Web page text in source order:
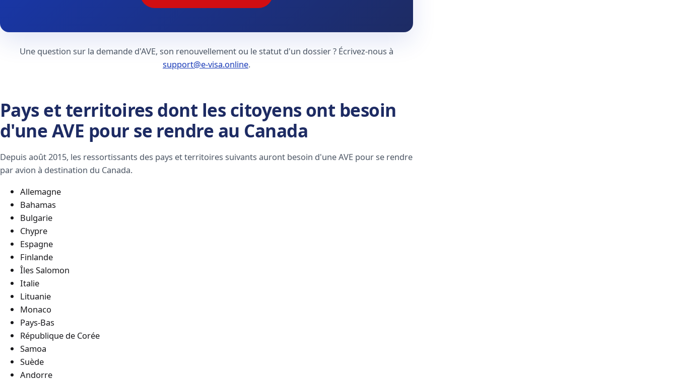
Une question sur la demande d'AVE, son renouvellement ou le statut d'un dossier ? Écrivez-nous à
support@e-visa.online.
Pays et territoires dont les citoyens ont besoin
d'une AVE pour se rendre au Canada
Depuis août 2015, les ressortissants des pays et territoires suivants auront besoin d'une AVE pour se rendre
par avion à destination du Canada.
Allemagne
Bahamas
Bulgarie
Chypre
Espagne
Finlande
Îles Salomon
Italie
Lituanie
Monaco
Pays-Bas
République de Corée
Samoa
Suède
Andorre